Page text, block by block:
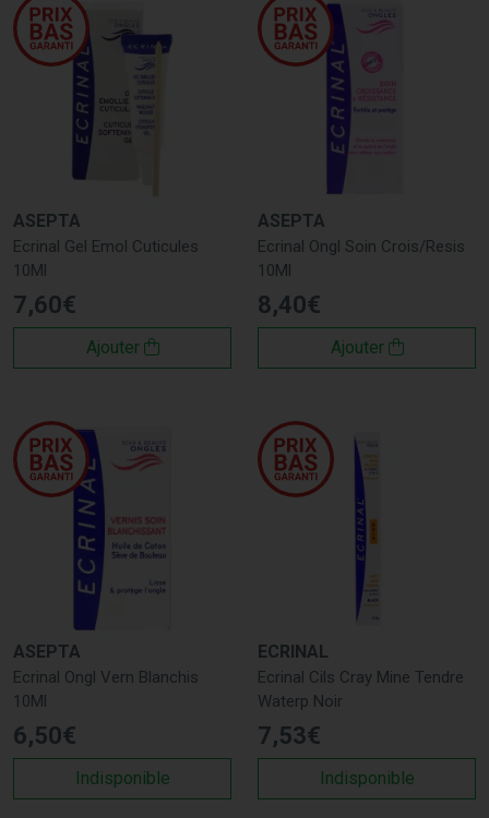
ASEPTA
Ecrinal Gel Emol Cuticules
10Ml
7,60€
Ajouter
ASEPTA
Ecrinal Ongl Soin Crois/Resis
10Ml
8,40€
Ajouter
ASEPTA
Ecrinal Ongl Vern Blanchis
10Ml
6,50€
Indisponible
ECRINAL
Ecrinal Cils Cray Mine Tendre
Waterp Noir
7,53€
Indisponible